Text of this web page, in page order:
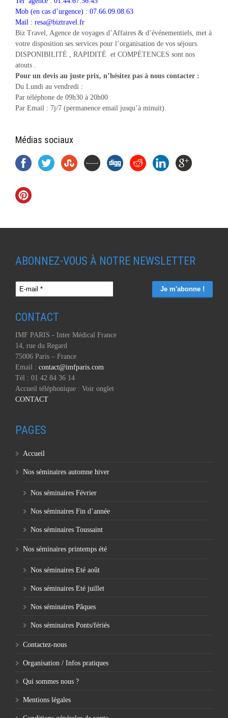
Mob (en cas d’urgence) : 07.66.09.08.63
Mail : resa@biztravel.fr
Biz Travel, Agence de voyages d’Affaires & d’événementiels, met à
votre disposition ses services pour l’organisation de vos séjours.
DISPONIBILITÉ , RAPIDITÉ et COMPÉTENCES sont nos
atouts .
Pour un devis au juste prix, n’hésitez pas à nous contacter :
Du Lundi au vendredi :
Par téléphone de 09h30 à 20h00
Par Email : 7j/7 (permanence email jusqu’à minuit).
Médias sociaux
ABONNEZ-VOUS À NOTRE NEWSLETTER
CONTACT
IMF PARIS - Inter Médical France
14, rue du Regard
75006 Paris – France
Email : contact@imfparis.com
Tél : 01 42 84 36 14
Accueil téléphonique : Voir onglet
CONTACT
PAGES
Accueil
Nos séminaires automne hiver
Nos séminaires Février
Nos séminaires Fin d’année
Nos séminaires Toussaint
Nos séminaires printemps été
Nos séminaires Eté août
Nos séminaires Eté juillet
Nos séminaires Pâques
Nos séminaires Ponts/fériés
Contactez-nous
Organisation / Infos pratiques
Qui sommes nous ?
Mentions légales